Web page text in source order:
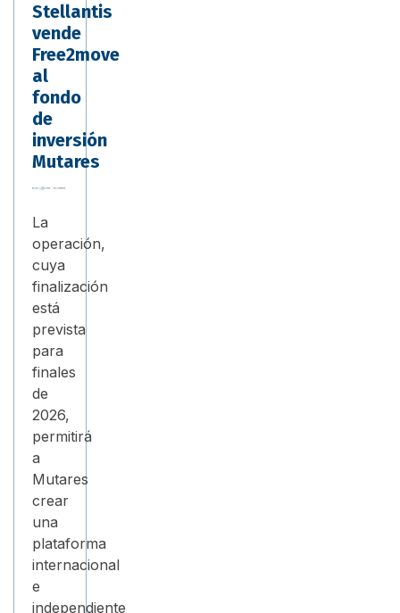
Stellantis
vende
Free2move
al
fondo
de
inversión
Mutares
La
operación,
cuya
finalización
está
prevista
para
finales
de
2026,
permitirá
a
Mutares
crear
una
plataforma
internacional
e
independiente